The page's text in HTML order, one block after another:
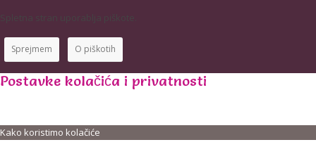
Spletna stran uporablja piškote.
Sprejmem O piškotih
Postavke kolačića i privatnosti
Kako koristimo kolačiće